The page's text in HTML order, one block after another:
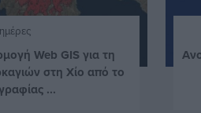
Web GIS για τη
στη Χίο από το
...